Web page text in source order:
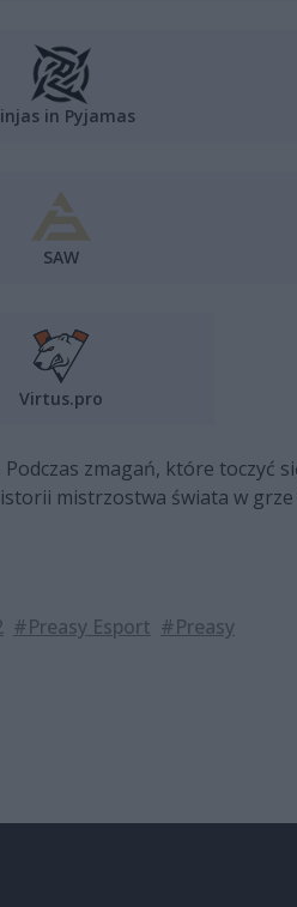
in Pyjamas
SAW
Virtus.pro
zmagań, które toczyć
mistrzostwa świata w
#Preasy Esport #Preasy